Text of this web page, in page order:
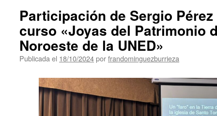
Participación de Sergio
curso «Joyas del Patrimonio
Noroeste de la UNED»
Publicada el 18/10/2024porfrandominguezburrieza